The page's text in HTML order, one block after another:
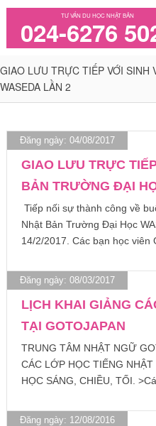
TƯ VẤN DU HỌC NHẬT BẢN
024-6276
GIAO LƯU TRỰC TIẾP VỚI SINH
WASEDA LẦN 2
Đăng ngày: 04/08/2017
GIAO LƯU TRỰC
BẢN TRƯỜNG ĐẠI
Tiếp nối sự thành công về
Nhật Bản Trường Đại Học
14/2/2017. Các bạn học viên
Đăng ngày: 08/03/2017
LỊCH KHAI GIẢNG
TẠI GOTOJAPAN
TRUNG TÂM NHẬT NGỮ
CÁC LỚP HỌC TIẾNG
HỌC SÁNG, CHIỀU, TỐI.
Đăng ngày: 12/08/2016